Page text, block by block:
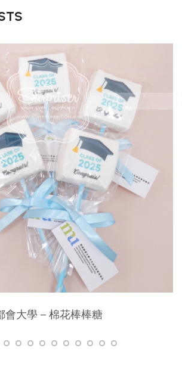
會大學 – 棉花棒棒糖